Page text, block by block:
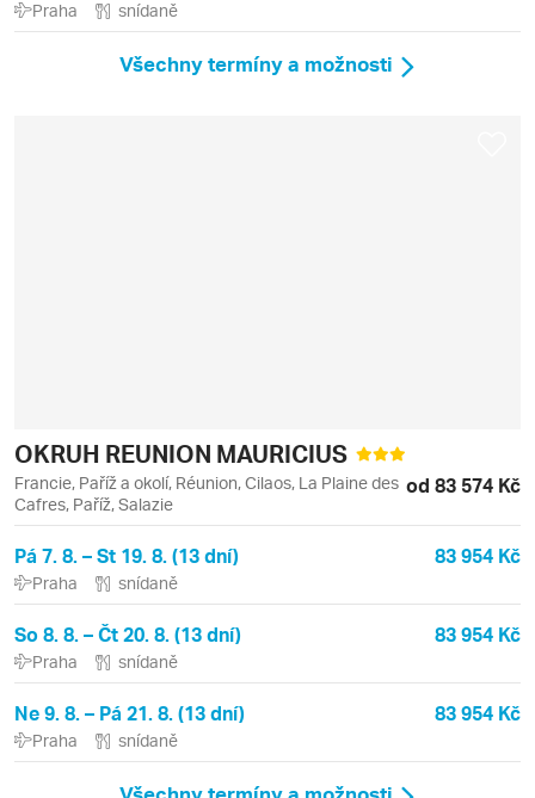
Praha snídaně
Všechny termíny a možnosti
OKRUH REUNION MAURICIUS
Francie, Paříž a okolí, Réunion, Cilaos, La Plaine des
Cafres, Paříž, Salazie
od 83 574 Kč
Pá 7. 8. – St 19. 8. (13 dní) 83 954 Kč
Praha snídaně
So 8. 8. – Čt 20. 8. (13 dní) 83 954 Kč
Praha snídaně
Ne 9. 8. – Pá 21. 8. (13 dní) 83 954 Kč
Praha snídaně